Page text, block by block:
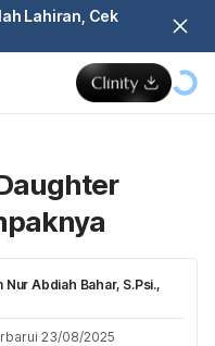
Lahiran, Cek
Nur Abdiah Bahar, S.Psi.,
23/08/2025